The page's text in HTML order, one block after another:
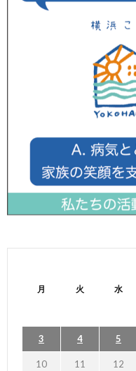
月 火 水
3 4 5
10 11 12